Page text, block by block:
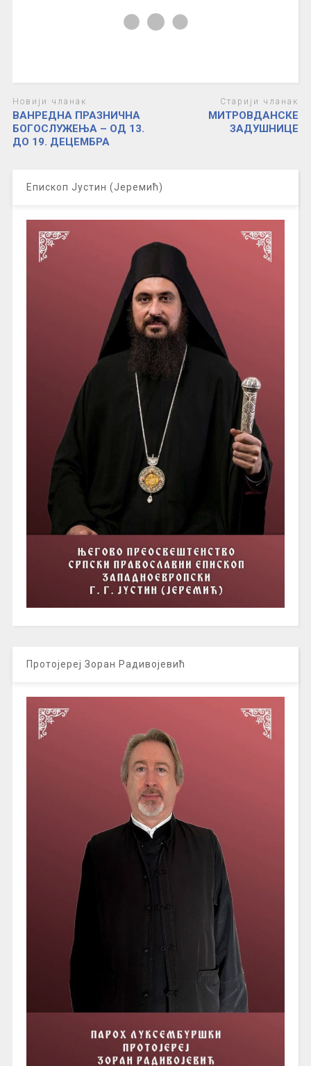
Новији чланак
ВАНРЕДНА ПРАЗНИЧНА
БОГОСЛУЖЕЊА – ОД 13.
ДО 19. ДЕЦЕМБРА
Старији чланак
МИТРОВДАНСКЕ
ЗАДУШНИЦЕ
Епископ Јустин (Јеремић)
Протојереј Зоран Радивојевић